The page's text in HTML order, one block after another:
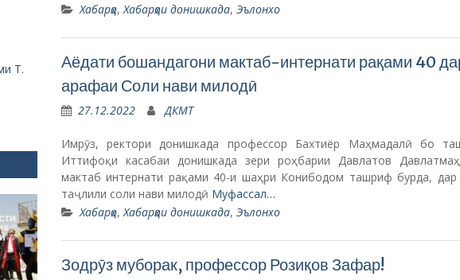
Хабарҳо,Хабарҳои донишкада, Эълонхо
Аёдати бошандагони мактаб-интернати рақами 40
арафаи Соли нави милодӣ
27.12.2022 ДКМТ
Имрӯз, ректори донишкада профессор Бахтиёр Маҳмадалӣ бо
Иттифоқи касабаи донишкада зери роҳбарии Давлатов
мактаб интернати рақами 40-и шаҳри Конибодом ташриф бурда, дар
таҷлили соли нави милодӣ Муфассал…
Хабарҳо, Хабарҳои донишкада, Эълонхо
Зодрӯз муборак, профессор Розиқов Зафар!
Т.